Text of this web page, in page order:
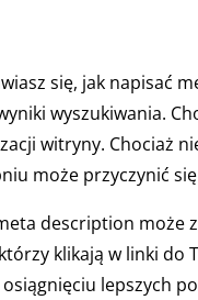
się, jak napisać
wyszukiwania.
witryny. Chociaż
może przyczynić
description może
klikają w linki do
lepszych